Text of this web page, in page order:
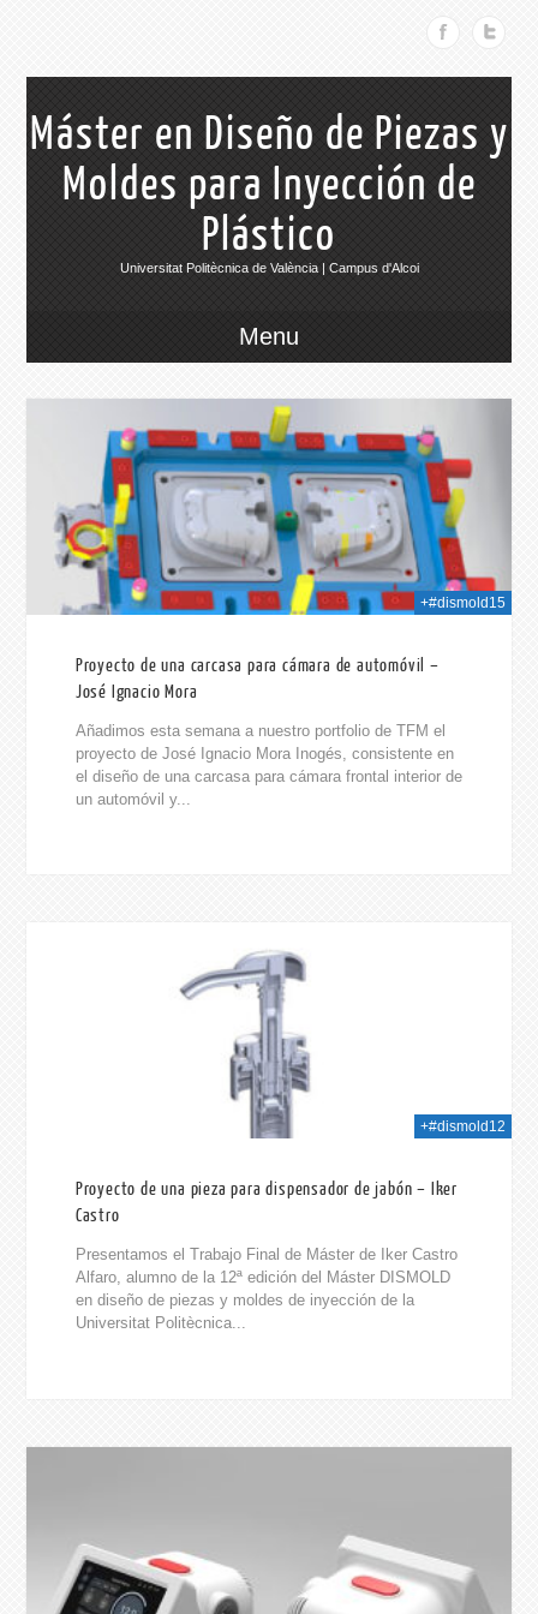
Máster en Diseño de Piezas y
Moldes para Inyección de
Plástico
Universitat Politècnica de València | Campus d'Alcoi
Menu
+#dismold15
Proyecto de una carcasa para cámara de automóvil –
José Ignacio Mora
Añadimos esta semana a nuestro portfolio de TFM el
proyecto de José Ignacio Mora Inogés, consistente en
el diseño de una carcasa para cámara frontal interior de
un automóvil y...
+#dismold12
Proyecto de una pieza para dispensador de jabón – Iker
Castro
Presentamos el Trabajo Final de Máster de Iker Castro
Alfaro, alumno de la 12ª edición del Máster DISMOLD
en diseño de piezas y moldes de inyección de la
Universitat Politècnica...